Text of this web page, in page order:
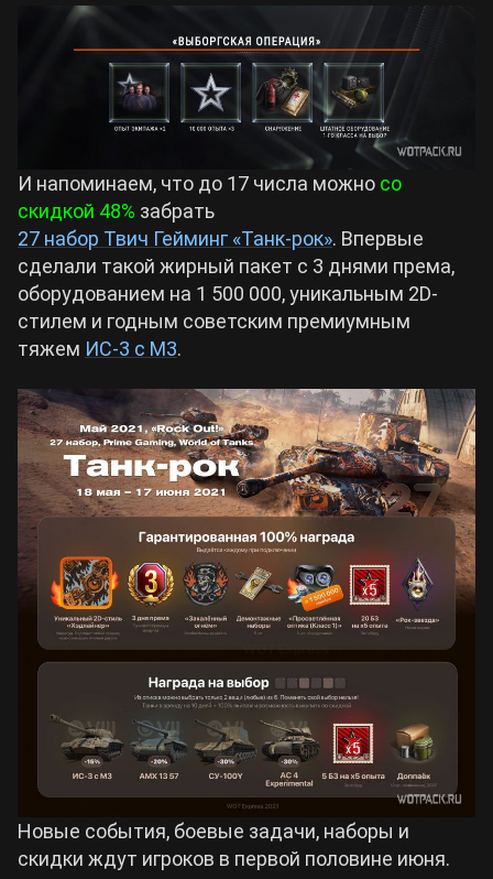
И напоминаем, что до 17 числа можно со
скидкой 48% забрать
27 набор Твич Гейминг «Танк-рок». Впервые
сделали такой жирный пакет с 3 днями према,
оборудованием на 1 500 000, уникальным 2D-
стилем и годным советским премиумным
тяжем ИС-3 с М3.
Новые события, боевые задачи, наборы и
скидки ждут игроков в первой половине июня.